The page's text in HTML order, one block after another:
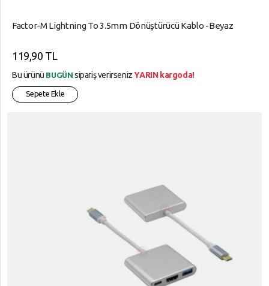
Factor-M Lightning To 3.5mm Dönüştürücü Kablo -Beyaz
119,90 TL
Bu ürünü BUGÜN sipariş verirsenizYARIN kargoda!
Sepete Ekle